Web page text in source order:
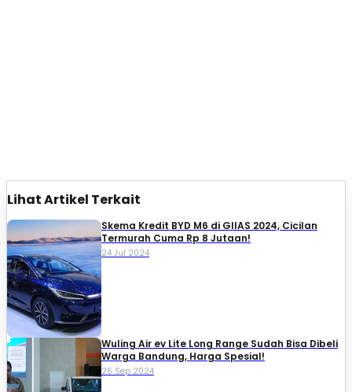
Lihat Artikel Terkait
Skema Kredit BYD M6 di GIIAS 2024, Cicilan
Termurah Cuma Rp 8 Jutaan!
24 Jul 2024
Wuling Air ev Lite Long Range Sudah Bisa Dibeli
Warga Bandung, Harga Spesial!
26 Sep 2024